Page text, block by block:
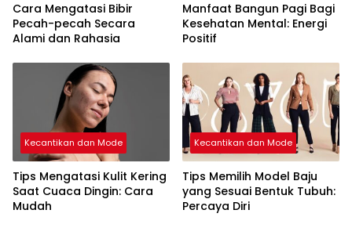
Cara Mengatasi Bibir
Pecah-pecah Secara
Alami dan Rahasia
Manfaat Bangun Pagi Bagi
Kesehatan Mental: Energi
Positif
Kecantikan dan Mode
Tips Mengatasi Kulit Kering
Saat Cuaca Dingin: Cara
Mudah
Kecantikan dan Mode
Tips Memilih Model Baju
yang Sesuai Bentuk Tubuh:
Percaya Diri